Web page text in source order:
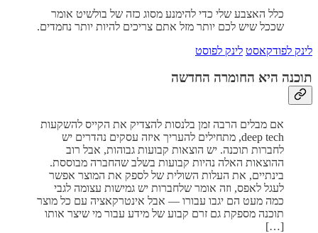
כלל האצבע שלי כדי להימנע מסוג כזה של בולשיט אומר
שככל שיש לכם יותר מזל אתם צריכים להיות יותר נחמדים.
לינק לפודקאסט לינק לפוסט
תוכנה היא החומרה החדשה
אם מבלים הרבה זמן בלנסות להצדיק את הקייס להשקעות
deep tech, מתחילים להעריך איזה עסקים נהדרים יש
לחברות תוכנה. יש הוצאות קבועות גבוהות, אבל רוב
ההוצאות האלה נהיות קבועות בשלב שהחברה מבוססת.
בינתיים, את העלות השולית של לספק את המוצר אפשר
לעגל לאפס, וזה אומר שלחברות יש גמישות עצומה לגבי
כמה מעט הם יגבו עבורו — אבל אינטרקאציה עם כל מוצר
תוכנה מספקת גם זרם קבוע של מידע עבור מי שיצר אותו
[…]